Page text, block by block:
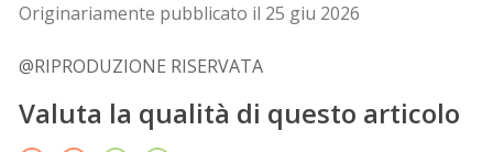
Originariamente pubblicato il 25 giu 2026
@RIPRODUZIONE RISERVATA
Valuta la qualità di questo articolo